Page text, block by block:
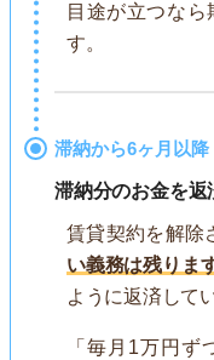
目途が立つな
す。
滞納から6ヶ月以降
滞納分のお金を返
賃貸契約を解除
い義務は残りま
ように返済して
「毎月1万円